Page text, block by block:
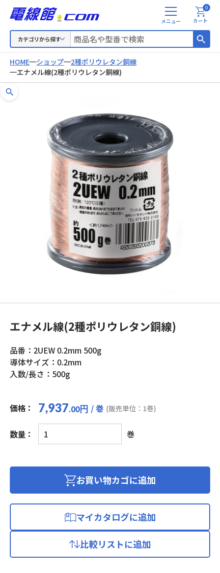
カテゴリから探す
メ
ニ
カート
0
HOME ショップ
2種ポリウレタン銅線
エナメル線(2種ポリウレタン銅線)
エナメル線(2種ポリウレタン銅線)
品番：2UEW 0.2mm 500g
導体サイズ：0.2mm
入数/長さ：500g
価格： 7,937.00円 / 巻 (販売単位：1巻)
数量：
エ
ナ
ル
ウ
タ
巻
お買い物カゴに追加
マイカタログに追加
比較リストに追加